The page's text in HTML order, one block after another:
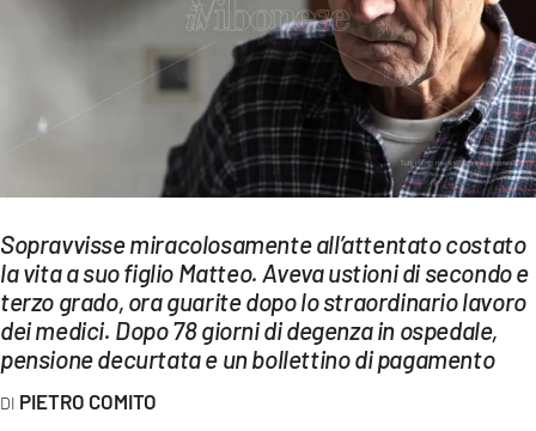
LAC TV
LAC NETWORK
LAC ONAIR
LaC
Sopravvisse miracolosamente all’attentato costato
la vita a suo figlio Matteo. Aveva ustioni di secondo e
terzo grado, ora guarite dopo lo straordinario lavoro
dei medici. Dopo 78 giorni di degenza in ospedale,
pensione decurtata e un bollettino di pagamento
PIETRO COMITO